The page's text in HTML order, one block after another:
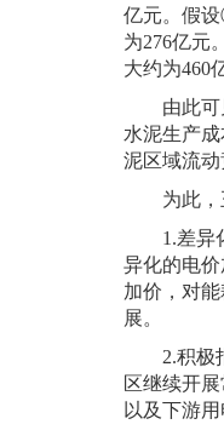
亿元。假
为276亿元
大约为460
由此
水泥生产
泥区域流动
为此
1.差异
异化的电
加价，对
展。
2.积极
区继续开
以及下游